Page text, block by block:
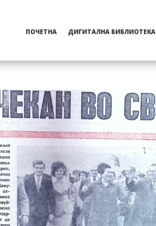
ПОЧЕТНА ДИГИТАЛНА БИБЛИОТЕКА